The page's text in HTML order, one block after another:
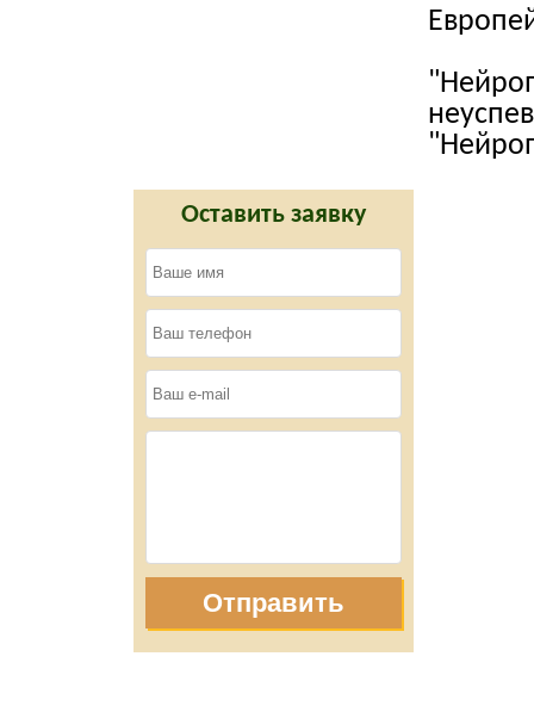
Оставить заявку
Отправить